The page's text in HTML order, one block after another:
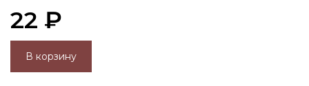
22 ₽
В корзину